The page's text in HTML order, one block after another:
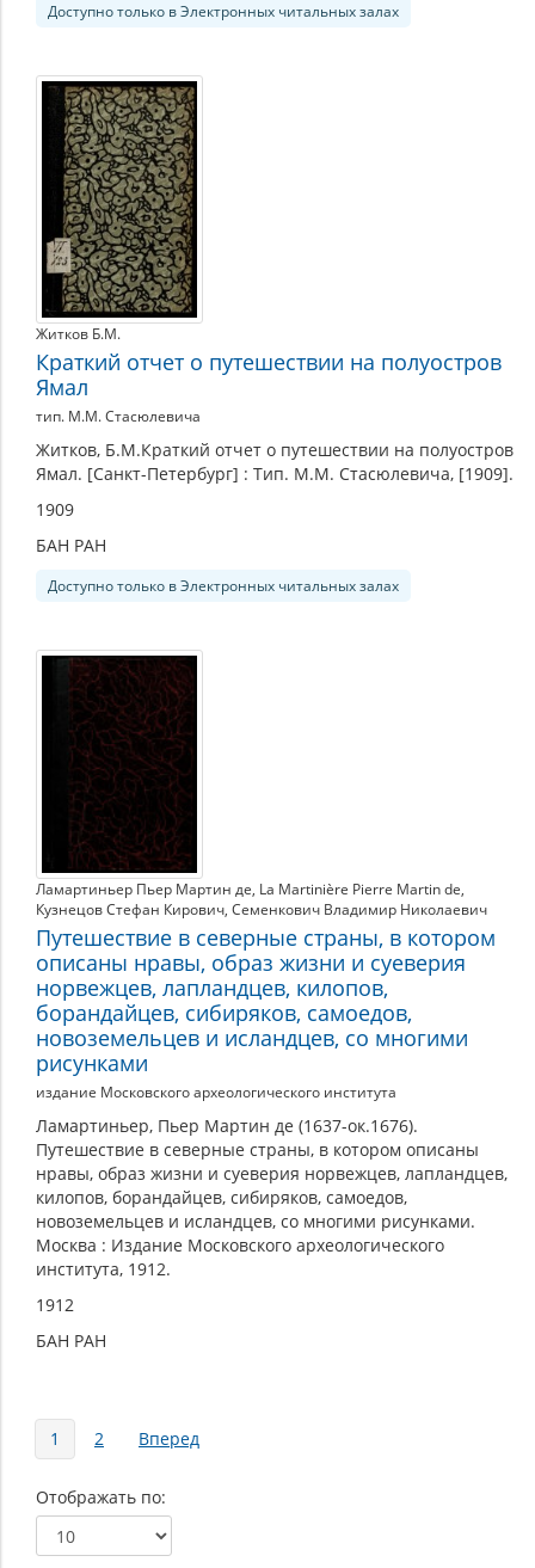
Доступно только в Электронных читальных залах
Житков Б.М.
Краткий отчет о путешествии на полуостров
Ямал
тип. М.М. Стасюлевича
Житков, Б.М.Краткий отчет о путешествии на полуостров
Ямал. [Санкт-Петербург] : Тип. М.М. Стасюлевича, [1909].
1909
БАН РАН
Доступно только в Электронных читальных залах
Ламартиньер Пьер Мартин де, La Martinière Pierre Martin de,
Кузнецов Стефан Кирович, Семенкович Владимир Николаевич
Путешествие в северные страны, в котором
описаны нравы, образ жизни и суеверия
норвежцев, лапландцев, килопов,
борандайцев, сибиряков, самоедов,
новоземельцев и исландцев, со многими
рисунками
издание Московского археологического института
Ламартиньер, Пьер Мартин де (1637-ок.1676).
Путешествие в северные страны, в котором описаны
нравы, образ жизни и суеверия норвежцев, лапландцев,
килопов, борандайцев, сибиряков, самоедов,
новоземельцев и исландцев, со многими рисунками.
Москва : Издание Московского археологического
института, 1912.
1912
БАН РАН
Страницы
1 2 Вперед
Отображать по